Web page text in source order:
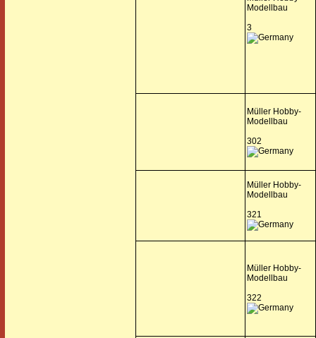
Modellbau
3
Müller Hobby-
Modellbau
302
Müller Hobby-
Modellbau
321
Müller Hobby-
Modellbau
322